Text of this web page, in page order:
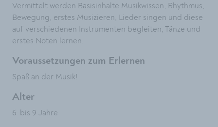
Vermittelt werden Basisinhalte Musikwissen, Rhythmus,
Bewegung, erstes Musizieren, Lieder singen und diese
auf verschiedenen Instrumenten begleiten, Tänze und
erstes Noten lernen.
Voraussetzungen zum Erlernen
Spaß an der Musik!
Alter
6 bis 9 Jahre